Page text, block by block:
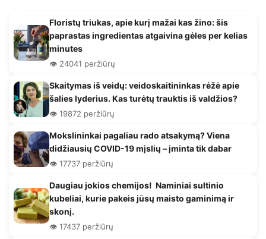
Floristų triukas, apie kurį mažai kas žino: šis
paprastas ingredientas atgaivina gėles per kelias
minutes
👁️ 24041 peržiūrų
Skaitymas iš veidų: veidoskaitininkas rėžė apie
šalies lyderius. Kas turėtų trauktis iš valdžios?
👁️ 19872 peržiūrų
Mokslininkai pagaliau rado atsakymą? Viena
didžiausių COVID-19 mįslių – įminta tik dabar
👁️ 17737 peržiūrų
Daugiau jokios chemijos! Naminiai sultinio
kubeliai, kurie pakeis jūsų maisto gaminimą ir
skonį.
👁️ 17437 peržiūrų